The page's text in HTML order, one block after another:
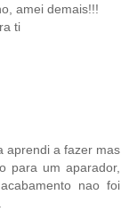
amei demais!!!
ti
aprendi a fazer mas
para um aparador,
nao foi